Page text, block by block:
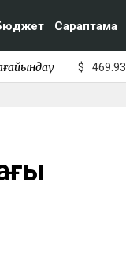
Сараптама
$ 469.93